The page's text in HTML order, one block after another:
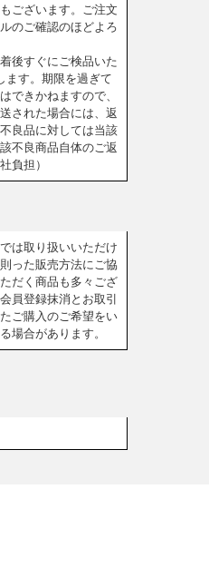
ございます。ご注文
のご確認のほどよろ
後すぐにご検品いた
ます。期限を過ぎて
できかねますので、
された場合には、返
良品に対しては当該
不良商品自体のご返
負担）
は取り扱いいただけ
った販売方法にご協
だく商品も多々ござ
員登録抹消とお取引
ご購入のご希望をい
場合があります。